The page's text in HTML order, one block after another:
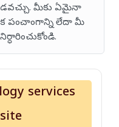
మీకు ఏమైనా
పంచాంగాన్ని లేదా మీ
services